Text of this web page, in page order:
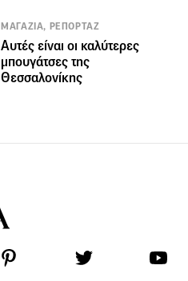
ΜΑΓΑΖΙΑ, ΡΕΠΟΡΤΑΖ
Αυτές είναι οι καλύτερες
μπουγάτσες της
Θεσσαλονίκης